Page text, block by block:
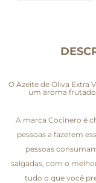
O Azeite de Oliva Extra
um aroma
A marca Cocinero é
pessoas a fazerem
pessoas
salgadas, com o
tudo o que você